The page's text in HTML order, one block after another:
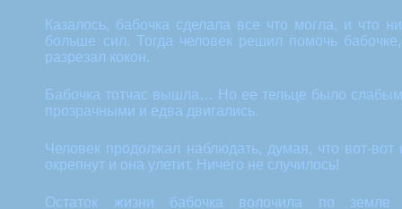
Казалось, бабочка сделала все что могла, и что
больше сил. Тогда человек решил помочь
разрезал кокон.
Бабочка тотчас вышла… Но ее тельце было
прозрачными и едва двигались.
Человек продолжал наблюдать, думая, что вот-вот
окрепнут и она улетит. Ничего не случилось!
Остаток жизни бабочка волочила по